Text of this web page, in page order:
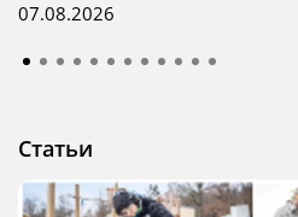
07.08.2026
Статьи